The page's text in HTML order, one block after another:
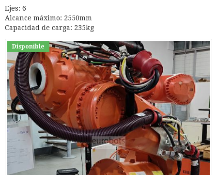
Ejes: 6
Alcance máximo: 2550mm
Capacidad de carga: 235kg
Disponible